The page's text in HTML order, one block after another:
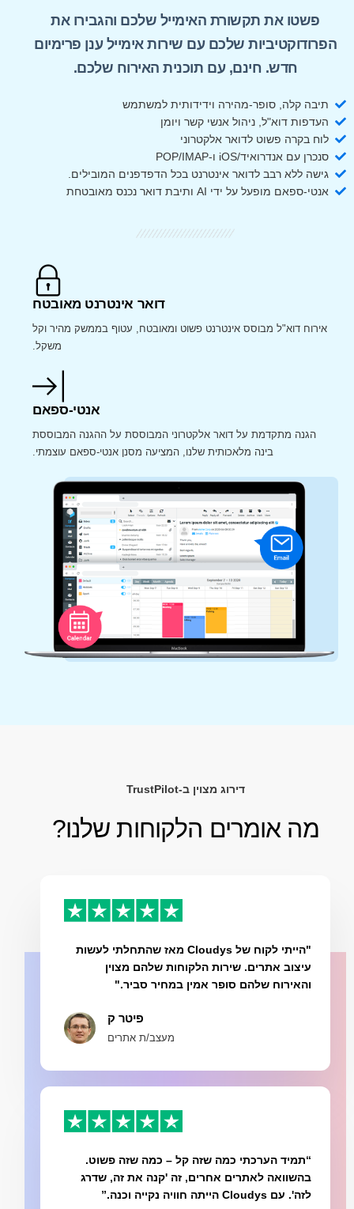
פשטו את תקשורת האימייל שלכם והגבירו את
הפרודוקטיביות שלכם עם שירות אימייל ענן פרימיום
חדש. חינם, עם תוכנית האירוח שלכם.
תיבה קלה, סופר-מהירה וידידותית למשתמש
העדפות דוא"ל, ניהול אנשי קשר ויומן
לוח בקרה פשוט לדואר אלקטרוני
סנכרן עם אנדרואיד/iOS ו-POP/IMAP
גישה ללא רבב לדואר אינטרנט בכל הדפדפנים המובילים.
אנטי-ספאם מופעל על ידי AI ותיבת דואר נכנס מאובטחת
דואר אינטרנט מאובטח
אירוח דוא"ל מבוסס אינטרנט פשוט ומאובטח, עטוף בממשק מהיר וקל
משקל.
אנטי-ספאם
הגנה מתקדמת על דואר אלקטרוני המבוססת על ההגנה המבוססת
בינה מלאכותית שלנו, המציעה מסנן אנטי-ספאם עוצמתי.
דירוג מצוין ב-TrustPilot
מה אומרים הלקוחות שלנו?
"הייתי לקוח של Cloudys מאז שהתחלתי לעשות
עיצוב אתרים. שירות הלקוחות שלהם מצוין
והאירוח שלהם סופר אמין במחיר סביר."
פיטר ק
מעצב/ת אתרים
“תמיד הערכתי כמה שזה קל – כמה שזה פשוט.
בהשוואה לאתרים אחרים, זה 'קנה את זה, שדרג
לזה'. עם Cloudys הייתה חוויה נקייה וכנה.”